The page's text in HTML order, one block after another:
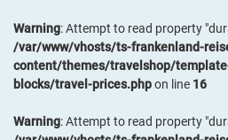
Warning: Attempt to read property
/var/www/vhosts/ts-frankenland-
content/themes/travelshop/
blocks/travel-prices.phpon line 16
Warning: Attempt to read property